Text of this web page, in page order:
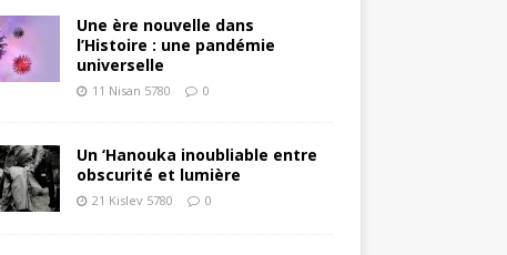
Une ère nouvelle dans
l’Histoire : une pandémie
universelle
11 Nisan 5780 0
Un ‘Hanouka inoubliable entre
obscurité et lumière
21 Kislev 5780 0